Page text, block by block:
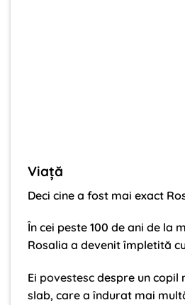
Viaţă
Deci cine a fost mai exact
În cei peste 100 de ani de la
Rosalia a devenit împletită
Ei povestesc despre un copil
slab, care a îndurat mai